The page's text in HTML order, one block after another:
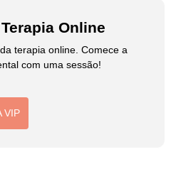
Online
terapia online. Comece a
com uma sessão!
VIP